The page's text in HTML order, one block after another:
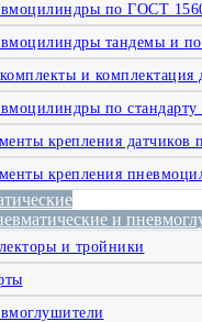
по ГОСТ
тандемы и
и комплектация
по стандарту
крепления датчиков
крепления
и
и тройники